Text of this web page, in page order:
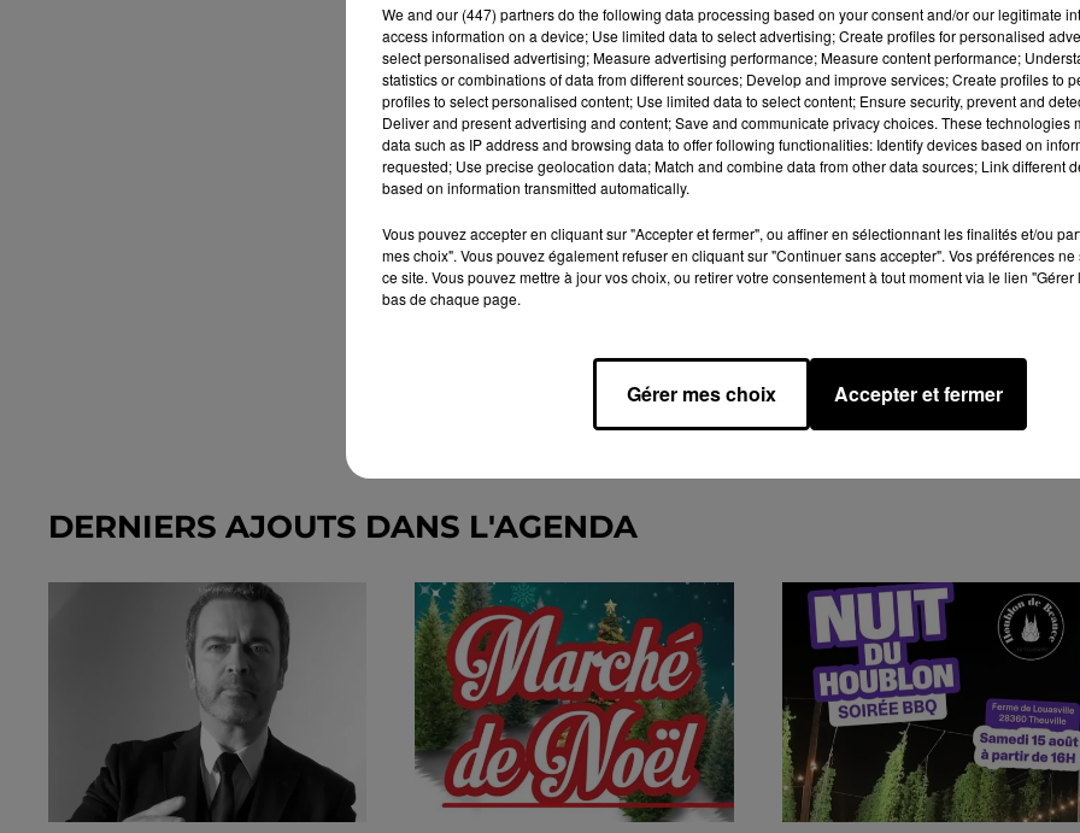
DERNIERS AJOUTS DANS L'AGENDA
We and our (447) partnersdo the following data processing based on your consent and/or our legitimate
access information on a device; Use limited data to select advertising; Create profiles for personalised
select personalised advertising; Measure advertising performance; Measure content performance;
statistics or combinations of data from different sources; Develop and improve services; Create profiles to
profiles to select personalised content; Use limited data to select content; Ensure security, prevent and
Deliver and present advertising and content; Save and communicate privacy choices. These technologies
data such as IP address and browsing data to offer following functionalities: Identify devices based on
requested; Use precise geolocation data; Match and combine data from other data sources; Link different
based on information transmitted automatically.
Vous pouvez accepter en cliquant sur "Accepter et fermer", ou affiner en sélectionnant les finalités et/ou
mes choix". Vous pouvez également refuser en cliquant sur "Continuer sans accepter". Vos préférences
ce site. Vous pouvez mettre à jour vos choix, ou retirer votre consentement à tout moment via le lien
bas de chaque page.
Gérer mes choix Accepter et fermer